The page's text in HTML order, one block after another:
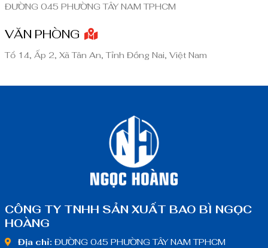
ĐƯỜNG 045 PHƯỜNG TÂY NAM TPHCM
VĂN PHÒNG
Tổ 14, Ấp 2, Xã Tân An, Tỉnh Đồng Nai, Việt Nam
CÔNG TY TNHH SẢN XUẤT BAO BÌ NGỌC
HOÀNG
Địa chỉ: ĐƯỜNG 045 PHƯỜNG TÂY NAM TPHCM